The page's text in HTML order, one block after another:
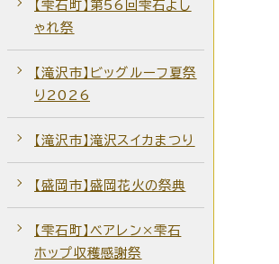
【雫石町】第56回雫石よし
ゃれ祭
【滝沢市】ビッグルーフ夏祭
り2026
【滝沢市】滝沢スイカまつり
【盛岡市】盛岡花火の祭典
【雫石町】ベアレン×雫石
ホップ収穫感謝祭